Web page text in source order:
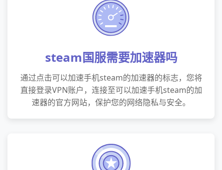
steam国服需要加速器吗
通过点击可以加速手机steam的加速器的标志，您将
直接登录VPN账户，连接至可以加速手机steam的加
速器的官方网站，保护您的网络隐私与安全。